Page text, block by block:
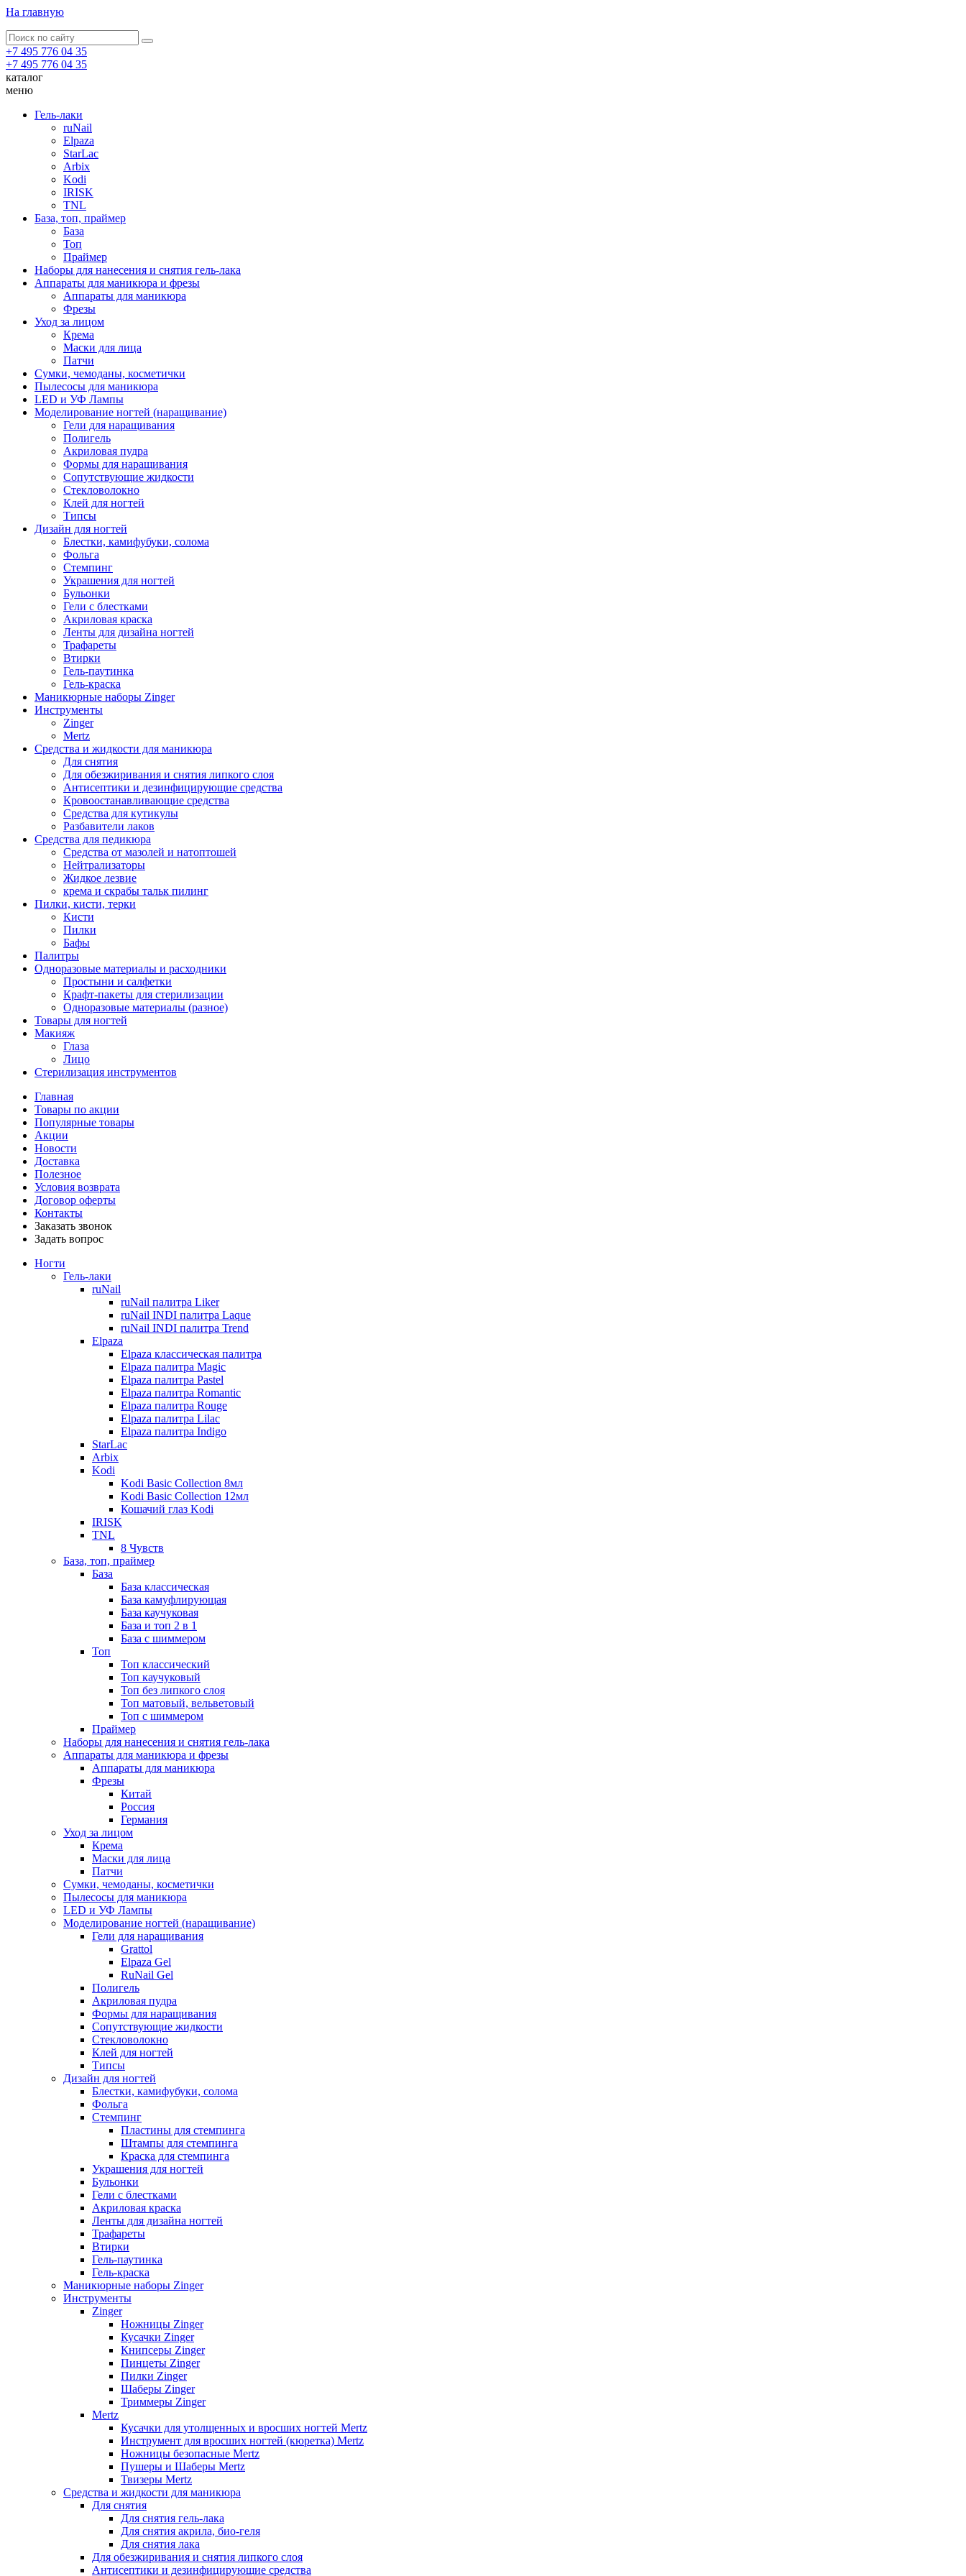
На главную
+7 495 776 04 35
+7 495 776 04 35
каталог
меню
Гель-лаки
ruNail
Elpaza
StarLac
Arbix
Kodi
IRISK
TNL
База, топ, праймер
База
Топ
Праймер
Наборы для нанесения и снятия гель-лака
Аппараты для маникюра и фрезы
Аппараты для маникюра
Фрезы
Уход за лицом
Крема
Маски для лица
Патчи
Сумки, чемоданы, косметички
Пылесосы для маникюра
LED и УФ Лампы
Моделирование ногтей (наращивание)
Гели для наращивания
Полигель
Акриловая пудра
Формы для наращивания
Сопутствующие жидкости
Стекловолокно
Клей для ногтей
Типсы
Дизайн для ногтей
Блестки, камифубуки, солома
Фольга
Стемпинг
Украшения для ногтей
Бульонки
Гели с блестками
Акриловая краска
Ленты для дизайна ногтей
Трафареты
Втирки
Гель-паутинка
Гель-краска
Маникюрные наборы Zinger
Инструменты
Zinger
Mertz
Средства и жидкости для маникюра
Для снятия
Для обезжиривания и снятия липкого слоя
Антисептики и дезинфицирующие средства
Кровоостанавливающие средства
Средства для кутикулы
Разбавители лаков
Средства для педикюра
Средства от мазолей и натоптошей
Нейтрализаторы
Жидкое лезвие
крема и скрабы тальк пилинг
Пилки, кисти, терки
Кисти
Пилки
Бафы
Палитры
Одноразовые материалы и расходники
Простыни и салфетки
Крафт-пакеты для стерилизации
Одноразовые материалы (разное)
Товары для ногтей
Макияж
Глаза
Лицо
Стерилизация инструментов
Главная
Товары по акции
Популярные товары
Акции
Новости
Доставка
Полезное
Условия возврата
Договор оферты
Контакты
Заказать звонок
Задать вопрос
Ногти
Гель-лаки
ruNail
ruNail палитра Liker
ruNail INDI палитра Laque
ruNail INDI палитра Trend
Elpaza
Elpaza классическая палитра
Elpaza палитра Magic
Elpaza палитра Pastel
Elpaza палитра Romantic
Elpaza палитра Rouge
Elpaza палитра Lilac
Elpaza палитра Indigo
StarLac
Arbix
Kodi
Kodi Basic Collection 8мл
Kodi Basic Collection 12мл
Кошачий глаз Kodi
IRISK
TNL
8 Чувств
База, топ, праймер
База
База классическая
База камуфлирующая
База каучуковая
База и топ 2 в 1
База с шиммером
Топ
Топ классический
Топ каучуковый
Топ без липкого слоя
Топ матовый, вельветовый
Топ с шиммером
Праймер
Наборы для нанесения и снятия гель-лака
Аппараты для маникюра и фрезы
Аппараты для маникюра
Фрезы
Китай
Россия
Германия
Уход за лицом
Крема
Маски для лица
Патчи
Сумки, чемоданы, косметички
Пылесосы для маникюра
LED и УФ Лампы
Моделирование ногтей (наращивание)
Гели для наращивания
Grattol
Elpaza Gel
RuNail Gel
Полигель
Акриловая пудра
Формы для наращивания
Сопутствующие жидкости
Стекловолокно
Клей для ногтей
Типсы
Дизайн для ногтей
Блестки, камифубуки, солома
Фольга
Стемпинг
Пластины для стемпинга
Штампы для стемпинга
Краска для стемпинга
Украшения для ногтей
Бульонки
Гели с блестками
Акриловая краска
Ленты для дизайна ногтей
Трафареты
Втирки
Гель-паутинка
Гель-краска
Маникюрные наборы Zinger
Инструменты
Zinger
Ножницы Zinger
Кусачки Zinger
Книпсеры Zinger
Пинцеты Zinger
Пилки Zinger
Шаберы Zinger
Триммеры Zinger
Mertz
Кусачки для утолщенных и вросших ногтей Mertz
Инструмент для вросших ногтей (кюретка) Mertz
Ножницы безопасные Mertz
Пушеры и Шаберы Mertz
Твизеры Mertz
Средства и жидкости для маникюра
Для снятия
Для снятия гель-лака
Для снятия акрила, био-геля
Для снятия лака
Для обезжиривания и снятия липкого слоя
Антисептики и дезинфицирующие средства